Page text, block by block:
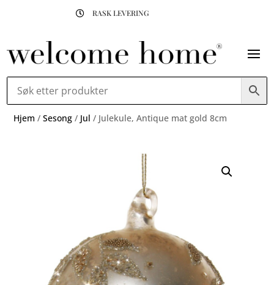
 RASK LEVERING
Hjem /Sesong / Jul / Julekule, Antique mat gold 8cm